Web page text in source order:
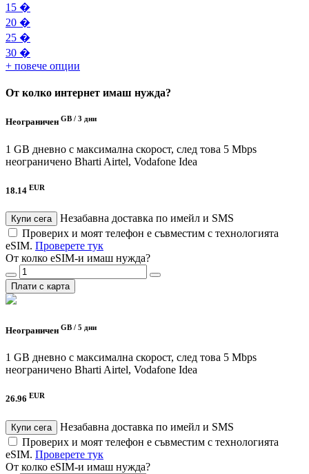
15 �
20 �
25 �
30 �
+ повече опции
От колко интернет имаш нужда?
Неограничен GB / 3 дни
1 GB дневно с максимална скорост, след това 5 Mbps
неограничено Bharti Airtel, Vodafone Idea
18.14 EUR
Купи сега
Незабавна доставка по имейл и SMS
Проверих и моят телефон е съвместим с технологията
eSIM. Проверете тук
От колко eSIM-и имаш нужда?
Плати с карта
Неограничен GB / 5 дни
1 GB дневно с максимална скорост, след това 5 Mbps
неограничено Bharti Airtel, Vodafone Idea
26.96 EUR
Купи сега
Незабавна доставка по имейл и SMS
Проверих и моят телефон е съвместим с технологията
eSIM. Проверете тук
От колко eSIM-и имаш нужда?